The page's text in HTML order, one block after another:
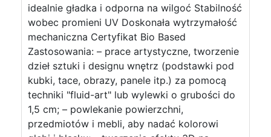
idealnie gładka i odporna na wilgoć Stabilność
wobec promieni UV Doskonała wytrzymałość
mechaniczna Certyfikat Bio Based
Zastosowania: – prace artystyczne, tworzenie
dzieł sztuki i designu wnętrz (podstawki pod
kubki, tace, obrazy, panele itp.) za pomocą
techniki "fluid-art" lub wylewki o grubości do
1,5 cm; – powlekanie powierzchni,
przedmiotów i mebli, aby nadać kolorowi